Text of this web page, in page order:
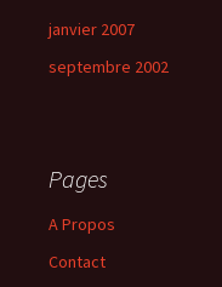
janvier 2007
septembre 2002
Pages
A Propos
Contact